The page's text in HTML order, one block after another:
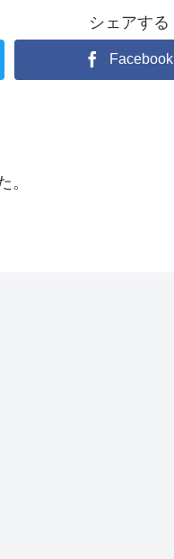
シェアする
Facebook
。